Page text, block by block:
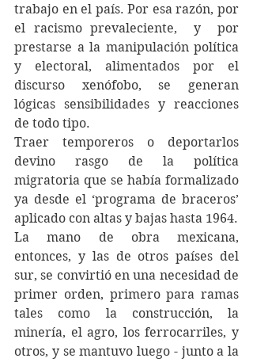
trabajo en el país. Por esa razón, por
el racismo prevaleciente,  y  por
prestarse a la manipulación política
y electoral, alimentados por el
discurso xenófobo, se generan
lógicas sensibilidades y reacciones
de todo tipo.
Traer temporeros o deportarlos
devino rasgo de la política
migratoria que se había formalizado
ya desde el ‘programa de braceros’
aplicado con altas y bajas hasta 1964.
La mano de obra mexicana,
entonces, y las de otros países del
sur, se convirtió en una necesidad de
primer orden, primero para ramas
tales como la construcción, la
minería, el agro, los ferrocarriles, y
otros, y se mantuvo luego - junto a la